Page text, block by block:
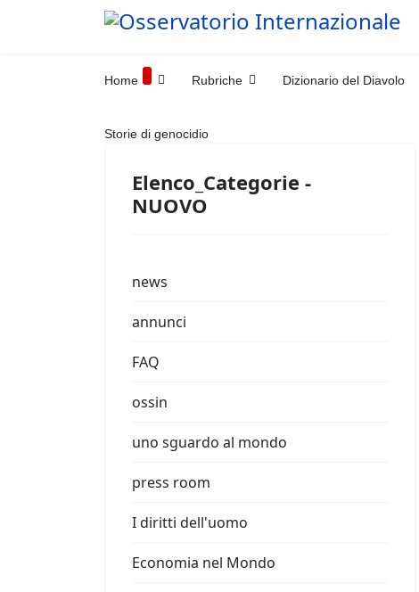
Home Rubriche Dizionario del Diavolo
Storie di genocidio
Elenco_Categorie -
NUOVO
news
annunci
FAQ
ossin
uno sguardo al mondo
press room
I diritti dell'uomo
Economia nel Mondo